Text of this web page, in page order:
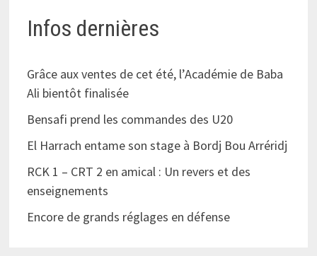
Infos dernières
Grâce aux ventes de cet été, l’Académie de Baba
Ali bientôt finalisée
Bensafi prend les commandes des U20
El Harrach entame son stage à Bordj Bou Arréridj
RCK 1 – CRT 2 en amical : Un revers et des
enseignements
Encore de grands réglages en défense